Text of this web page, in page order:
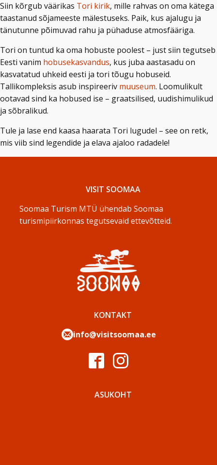
Siin kõrgub väärikas Tori kirik, mille rahvas on oma kätega
taastanud sõjameeste mälestuseks. Paik, kus ajalugu ja
tänutunne põimuvad rahu ja pühaduse atmosfääriga.
Tori on tuntud ka oma hobuste poolest – just siin tegutseb
Eesti vanim hobusekasvandus, kus juba aastasadu on
kasvatatud uhkeid eesti ja tori tõugu hobuseid.
Tallikompleksis asub inspireeriv muuseum. Loomulikult
ootavad sind ka hobused ise – graatsilised, uudishimulikud
ja sõbralikud.
Tule ja lase end kaasa haarata Tori lugudel – see on retk,
mis viib sind legendide ja elava ajaloo radadele!
VISIT SOOMAA
Soomaa Turism MTÜ ühendab Soomaa
turismipiirkonnas tegutsevaid ettevõtteid.
KONTAKT
info@visitsoomaa.ee
ASUKOHT